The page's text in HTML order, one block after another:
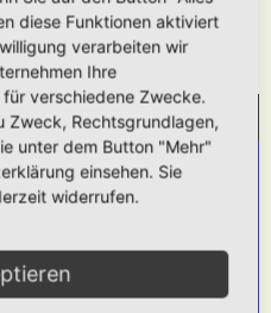
ohne die[media]Tags verwendet
generieren:
ZUSTIMMUNG, UM
ZU LADEN!
Dieser Service kann
sammeln. Bitte lesen
stimmen Sie der
diese Funktionen aktiviert
verarbeiten wir
Ihre
verschiedene Zwecke.
Zweck, Rechtsgrundlagen,
unter dem Button "Mehr"
einsehen. Sie
widerrufen.